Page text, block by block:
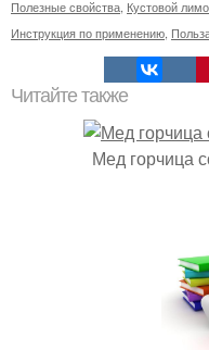
Полезные свойства Кустовой
Инструкция по применению
Читайте также
Мед горчица